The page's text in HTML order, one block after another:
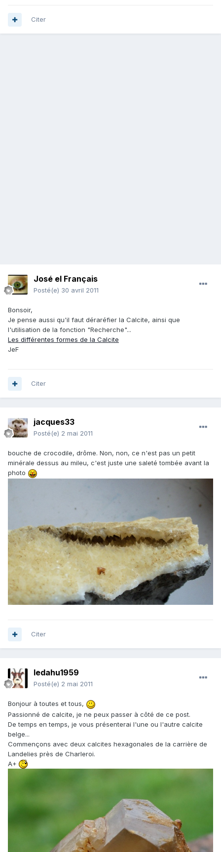
Citer
José el Français
Posté(e) 30 avril 2011
Bonsoir,
Je pense aussi qu'il faut déraréfier la Calcite, ainsi que
l'utilisation de la fonction "Recherche"...
Les différentes formes de la Calcite
JeF
Citer
jacques33
Posté(e) 2 mai 2011
bouche de crocodile, drôme. Non, non, ce n'est pas un petit
minérale dessus au mileu, c'est juste une saleté tombée avant la
photo
Citer
ledahu1959
Posté(e) 2 mai 2011
Bonjour à toutes et tous,
Passionné de calcite, je ne peux passer à côté de ce post.
De temps en temps, je vous présenterai l'une ou l'autre calcite
belge...
Commençons avec deux calcites hexagonales de la carrière de
Landelies près de Charleroi.
A+